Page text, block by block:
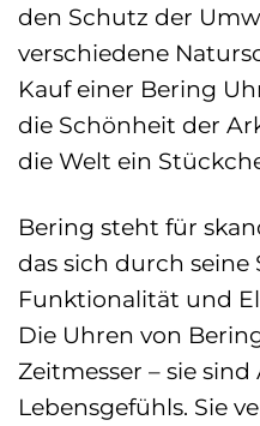
den Schutz der
verschiedene
Kauf einer Bering
die Schönheit der
die Welt ein
Bering steht für
das sich durch
Funktionalität und
Die Uhren von
Zeitmesser – sie
Lebensgefühls. Sie